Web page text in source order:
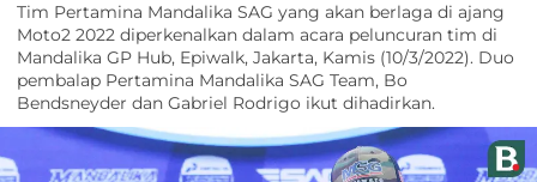
Tim Pertamina Mandalika SAG yang akan berlaga di ajang
Moto2 2022 diperkenalkan dalam acara peluncuran tim di
Mandalika GP Hub, Epiwalk, Jakarta, Kamis (10/3/2022). Duo
pembalap Pertamina Mandalika SAG Team, Bo
Bendsneyder dan Gabriel Rodrigo ikut dihadirkan.